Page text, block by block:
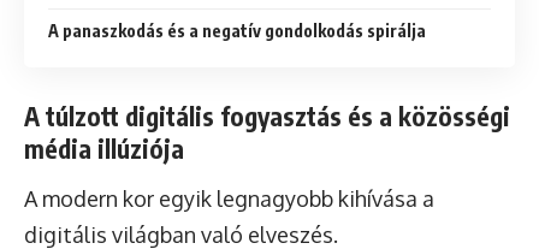
A panaszkodás és a negatív gondolkodás spirálja
A túlzott digitális fogyasztás és a közösségi
média illúziója
A modern kor egyik legnagyobb kihívása a
digitális világban való elveszés.